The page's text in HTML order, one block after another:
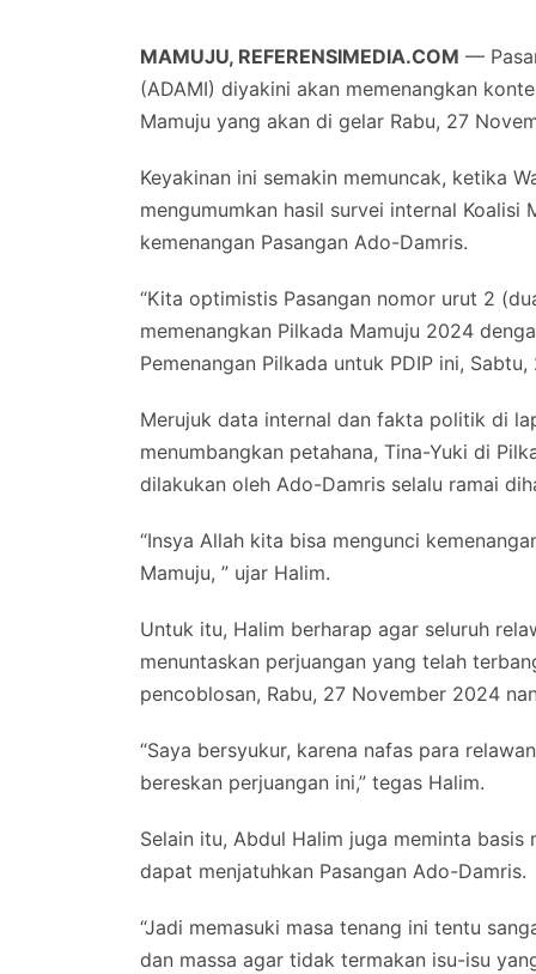
MAMUJU, REFERENSIMEDIA.COM —
(ADAMI) diyakini akan memenangkan
Mamuju yang akan di gelar Rabu, 27
Keyakinan ini semakin memuncak, ketika
mengumumkan hasil survei internal Koalisi
kemenangan Pasangan Ado-Damris.
“Kita optimistis Pasangan nomor urut 2
memenangkan Pilkada Mamuju 2024
Pemenangan Pilkada untuk PDIP ini,
Merujuk data internal dan fakta politik di
menumbangkan petahana, Tina-Yuki di
dilakukan oleh Ado-Damris selalu ramai
“Insya Allah kita bisa mengunci
Mamuju, ” ujar Halim.
Untuk itu, Halim berharap agar seluruh
menuntaskan perjuangan yang telah
pencoblosan, Rabu, 27 November 2024
“Saya bersyukur, karena nafas para
bereskan perjuangan ini,” tegas Halim.
Selain itu, Abdul Halim juga meminta
dapat menjatuhkan Pasangan Ado-Damris.
“Jadi memasuki masa tenang ini tentu
dan massa agar tidak termakan isu-isu